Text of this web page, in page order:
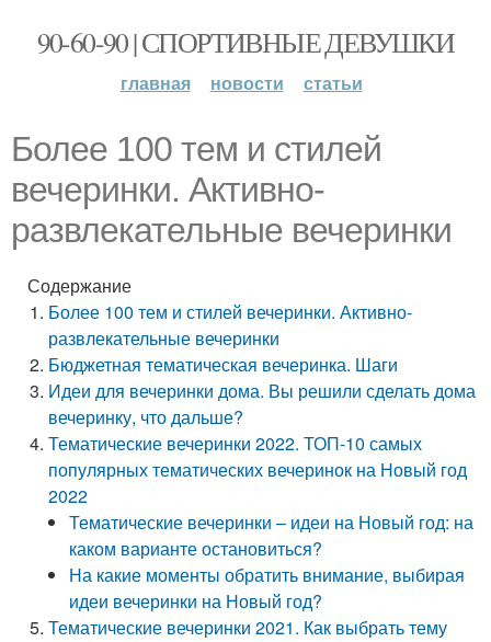
90-60-90 | СПОРТИВНЫЕ ДЕВУШКИ
главная новости статьи
Более 100 тем и стилей
вечеринки. Активно-
развлекательные вечеринки
Содержание
Более 100 тем и стилей вечеринки. Активно-
развлекательные вечеринки
Бюджетная тематическая вечеринка. Шаги
Идеи для вечеринки дома. Вы решили сделать дома
вечеринку, что дальше?
Тематические вечеринки 2022. ТОП-10 самых
популярных тематических вечеринок на Новый год
2022
Тематические вечеринки – идеи на Новый год: на
каком варианте остановиться?
На какие моменты обратить внимание, выбирая
идеи вечеринки на Новый год?
Тематические вечеринки 2021. Как выбрать тему